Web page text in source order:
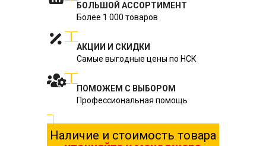
БОЛЬШОЙ АССОРТИМЕНТ
Более 1 000 товаров
АКЦИИ И СКИДКИ
Самые выгодные цены по НСК
ПОМОЖЕМ С ВЫБОРОМ
Профессиональная помощь
Наличие и стоимость товара